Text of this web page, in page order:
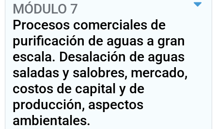
MÓDULO 7
Procesos comerciales de
purificación de aguas a gran
escala. Desalación de aguas
saladas y salobres, mercado,
costos de capital y de
producción, aspectos
ambientales.